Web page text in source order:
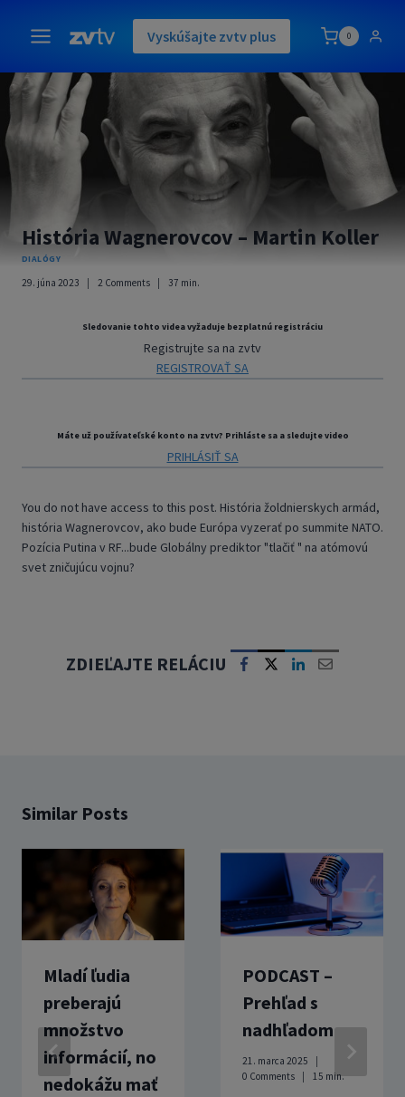
content
Vyskúšajte zvtv plus 0
História Wagnerovcov – Martin Koller
DIALÓGY
29. júna 2023 2 Comments 37 min.
Sledovanie tohto videa vyžaduje bezplatnú registráciu
Registrujte sa na zvtv
REGISTROVAŤ SA
Máte už používateľské konto na zvtv? Prihláste sa a sledujte video
PRIHLÁSIŤ SA
You do not have access to this post. História žoldnierskych armád,
história Wagnerovcov, ako bude Európa vyzerať po summite NATO.
Pozícia Putina v RF...bude Globálny prediktor "tlačiť " na atómovú
svet zničujúcu vojnu?
ZDIEĽAJTE RELÁCIU
Similar Posts
Mladí ľudia
preberajú
množstvo
informácií, no
nedokážu mať
PODCAST –
Prehľad s
nadhľadom
21. marca 2025
0 Comments
15 min.